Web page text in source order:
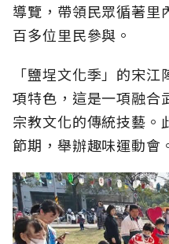
導覽，帶領民眾循著里
百多位里民參與。
「鹽埕文化季」的宋
項特色，這是一項融合
宗教文化的傳統技藝。
節期，舉辦趣味運動會